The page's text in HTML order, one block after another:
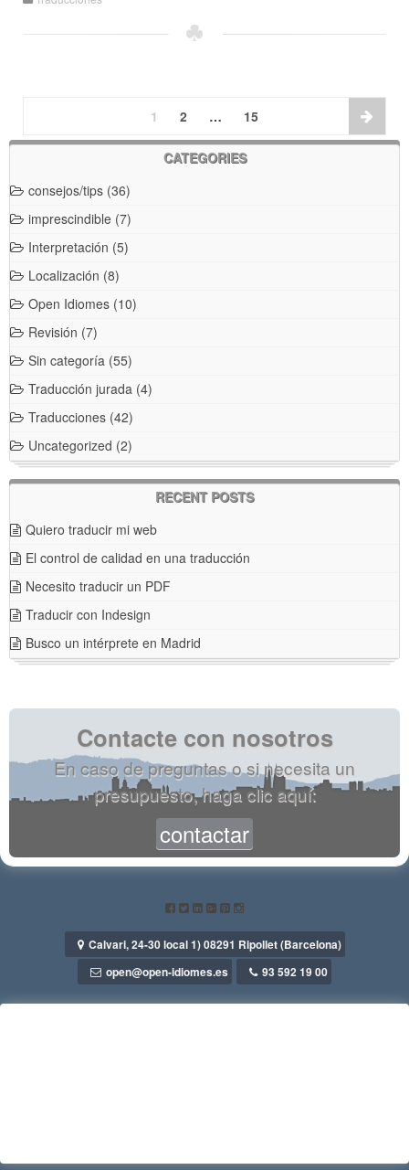
1 2 … 15
CATEGORIES
consejos/tips (36)
imprescindible (7)
Interpretación (5)
Localización (8)
Open Idiomes (10)
Revisión (7)
Sin categoría (55)
Traducción jurada (4)
Traducciones (42)
Uncategorized (2)
RECENT POSTS
Quiero traducir mi web
El control de calidad en una traducción
Necesito traducir un PDF
Traducir con Indesign
Busco un intérprete en Madrid
Contacte con nosotros
En caso de preguntas o si necesita un
presupuesto, haga clic aquí:
contactar
Calvari, 24-30 local 1) 08291 Ripollet (Barcelona)
open@open-idiomes.es
93 592 19 00